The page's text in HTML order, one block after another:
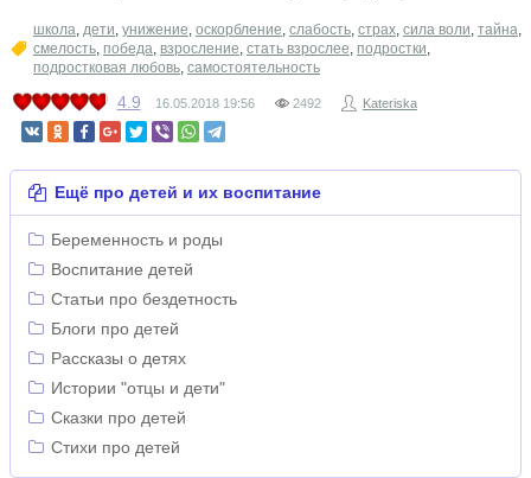
школа, дети, унижение, оскорбление, слабость, страх, сила воли, тайна,
смелость, победа, взросление, стать взрослее, подростки,
подростковая любовь, самостоятельность
4.9 16.05.2018 19:56 2492 Kateriska
Ещё про детей и их воспитание
Беременность и роды
Воспитание детей
Статьи про бездетность
Блоги про детей
Рассказы о детях
Истории "отцы и дети"
Сказки про детей
Стихи про детей